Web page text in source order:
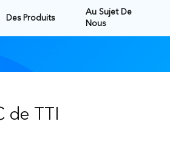
Des Produits
Au Sujet De
Nous
de TTI